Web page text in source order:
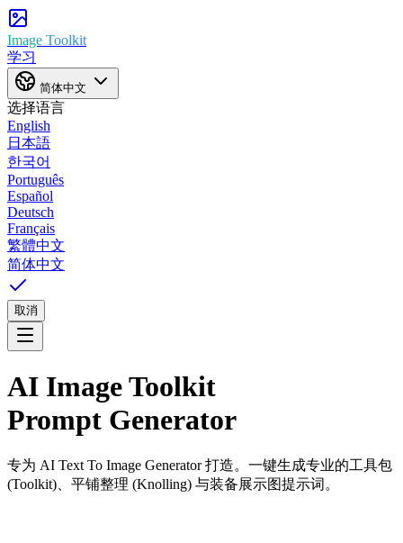
Image Toolkit
学习
简体中文
选择语言
English
日本語
한국어
Português
Español
Deutsch
Français
繁體中文
简体中文
取消
AI ImageToolkit
Prompt Generator
专为 AI Text To Image Generator 打造。一键生成专业的工具包
(Toolkit)、平铺整理 (Knolling) 与装备展示图提示词。